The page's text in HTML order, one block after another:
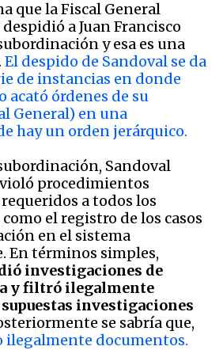
que la Fiscal General
a Juan Francisco
y esa es una
El despido de Sandoval se da
de instancias en donde
acató órdenes de su
General) en una
hay un orden jerárquico.
Sandoval
procedimientos
a todos los
el registro de los casos
en el sistema
En términos simples,
investigaciones de
y filtró ilegalmente
investigaciones
se sabría que,
ilegalmente documentos.